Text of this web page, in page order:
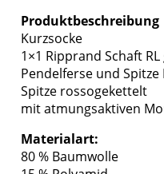
Produktbeschreibung
Kurzsocke
1×1 Ripprand Schaft
Pendelferse und Spitze
Spitze rossogekettelt
mit atmungsaktiven
Materialart:
80 % Baumwolle